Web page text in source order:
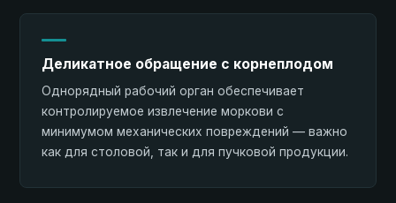
Деликатное обращение с корнеплодом
Однорядный рабочий орган обеспечивает
контролируемое извлечение моркови с
минимумом механических повреждений — важно
как для столовой, так и для пучковой продукции.